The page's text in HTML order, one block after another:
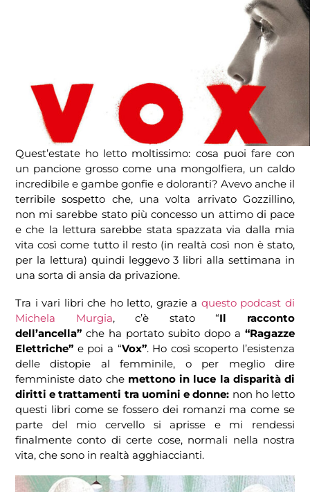
Quest’estate ho letto moltissimo: cosa puoi fare con
un pancione grosso come una mongolfiera, un caldo
incredibile e gambe gonfie e doloranti? Avevo anche il
terribile sospetto che, una volta arrivato Gozzillino,
non mi sarebbe stato più concesso un attimo di pace
e che la lettura sarebbe stata spazzata via dalla mia
vita così come tutto il resto (in realtà così non è stato,
per la lettura) quindi leggevo 3 libri alla settimana in
una sorta di ansia da privazione.
Tra i vari libri che ho letto, grazie a questo podcast di
Michela Murgia, c’è stato “Il racconto
dell’ancella” che ha portato subito dopo a “Ragazze
Elettriche” e poi a “Vox”. Ho così scoperto l’esistenza
delle distopie al femminile, o per meglio dire
femministe dato chemettono in luce la disparità di
diritti e trattamenti tra uomini e donne: non ho letto
questi libri come se fossero dei romanzi ma come se
parte del mio cervello si aprisse e mi rendessi
finalmente conto di certe cose, normali nella nostra
vita, che sono in realtà agghiaccianti.